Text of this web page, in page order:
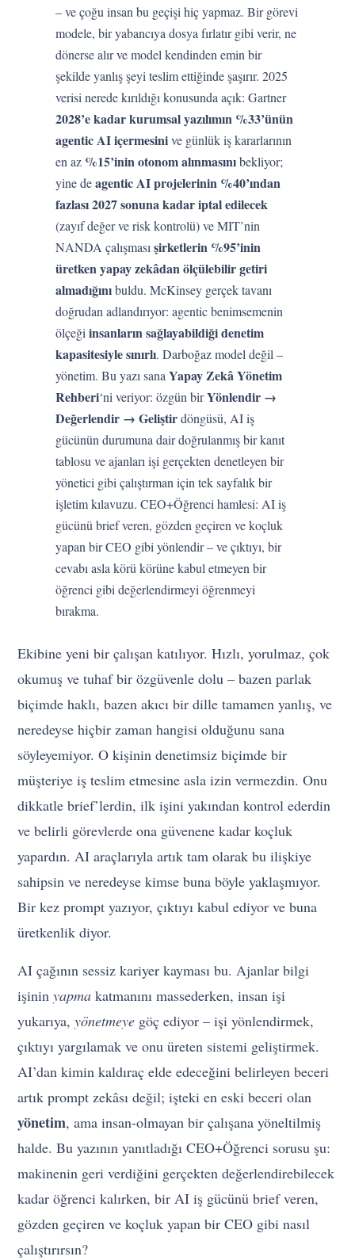
– ve çoğu insan bu geçişi hiç yapmaz. Bir görevi
modele, bir yabancıya dosya fırlatır gibi verir, ne
dönerse alır ve model kendinden emin bir
şekilde yanlış şeyi teslim ettiğinde şaşırır. 2025
verisi nerede kırıldığı konusunda açık: Gartner
2028’e kadar kurumsal yazılımın %33’ünün
agentic AI içermesinive günlük iş kararlarının
en az %15’inin otonom alınmasınıbekliyor;
yine deagentic AI projelerinin %40’ından
fazlası 2027 sonuna kadar iptal edilecek
(zayıf değer ve risk kontrolü) ve MIT’nin
NANDA çalışmasışirketlerin %95’inin
üretken yapay zekâdan ölçülebilir getiri
almadığınıbuldu. McKinsey gerçek tavanı
doğrudan adlandırıyor: agentic benimsemenin
ölçeğiinsanların sağlayabildiği denetim
kapasitesiyle sınırlı. Darboğaz model değil –
yönetim. Bu yazı sanaYapay Zekâ Yönetim
Rehberi‘ni veriyor: özgün birYönlendir →
Değerlendir → Geliştirdöngüsü, AI iş
gücünün durumuna dair doğrulanmış bir kanıt
tablosu ve ajanları işi gerçekten denetleyen bir
yönetici gibi çalıştırman için tek sayfalık bir
işletim kılavuzu. CEO+Öğrenci hamlesi: AI iş
gücünü brief veren, gözden geçiren ve koçluk
yapan bir CEO gibi yönlendir – ve çıktıyı, bir
cevabı asla körü körüne kabul etmeyen bir
öğrenci gibi değerlendirmeyi öğrenmeyi
bırakma.
Ekibine yeni bir çalışan katılıyor. Hızlı, yorulmaz, çok
okumuş ve tuhaf bir özgüvenle dolu – bazen parlak
biçimde haklı, bazen akıcı bir dille tamamen yanlış, ve
neredeyse hiçbir zaman hangisi olduğunu sana
söyleyemiyor. O kişinin denetimsiz biçimde bir
müşteriye iş teslim etmesine asla izin vermezdin. Onu
dikkatle brief’lerdin, ilk işini yakından kontrol ederdin
ve belirli görevlerde ona güvenene kadar koçluk
yapardın. AI araçlarıyla artık tam olarak bu ilişkiye
sahipsin ve neredeyse kimse buna böyle yaklaşmıyor.
Bir kez prompt yazıyor, çıktıyı kabul ediyor ve buna
üretkenlik diyor.
AI çağının sessiz kariyer kayması bu. Ajanlar bilgi
işininyapma katmanını massederken, insan işi
yukarıya,yönetmeye göç ediyor – işi yönlendirmek,
çıktıyı yargılamak ve onu üreten sistemi geliştirmek.
AI’dan kimin kaldıraç elde edeceğini belirleyen beceri
artık prompt zekâsı değil; işteki en eski beceri olan
yönetim, ama insan-olmayan bir çalışana yöneltilmiş
halde. Bu yazının yanıtladığı CEO+Öğrenci sorusu şu:
makinenin geri verdiğini gerçekten değerlendirebilecek
kadar öğrenci kalırken, bir AI iş gücünü brief veren,
gözden geçiren ve koçluk yapan bir CEO gibi nasıl
çalıştırırsın?